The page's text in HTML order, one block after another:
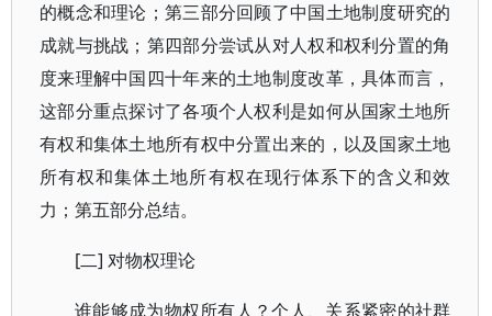
的概念和理论；第三部分回顾了中国土地制度研究的
成就与挑战；第四部分尝试从对人权和权利分置的角
度来理解中国四十年来的土地制度改革，具体而言，
这部分重点探讨了各项个人权利是如何从国家土地所
有权和集体土地所有权中分置出来的，以及国家土地
所有权和集体土地所有权在现行体系下的含义和效
力；第五部分总结。
[二] 对物权理论
谁能够成为物权所有人？个人、关系紧密的社群